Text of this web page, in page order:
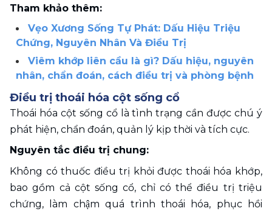
Tham khảo thêm:
Vẹo Xương Sống Tự Phát: Dấu Hiệu Triệu
Chứng, Nguyên Nhân Và Điều Trị
Viêm khớp liên cầu là gì? Dấu hiệu, nguyên
nhân, chẩn đoán, cách điều trị và phòng bệnh
Điều trị thoái hóa cột sống cổ
Thoái hóa cột sống cổ là tình trạng cần được chú ý
phát hiện, chẩn đoán, quản lý kịp thời và tích cực.
Nguyên tắc điều trị chung:
Không có thuốc điều trị khỏi được thoái hóa khớp,
bao gồm cả cột sống cổ, chỉ có thể điều trị triệu
chứng, làm chậm quá trình thoái hóa, phục hồi